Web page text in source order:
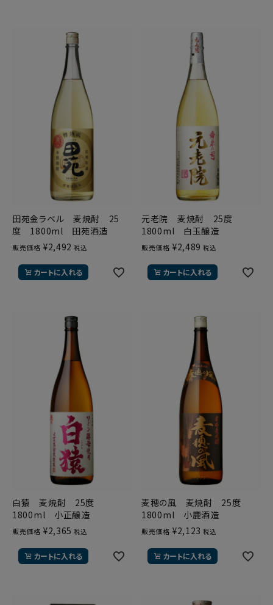
田苑金ラベル 麦焼酎 25
度 1800ml 田苑酒造
販売価格 ¥2,492 税込
カートに入れる
元老院 麦焼酎 25度
1800ml 白玉醸造
販売価格 ¥2,489 税込
カートに入れる
白猿 麦焼酎 25度
1800ml 小正醸造
販売価格 ¥2,365 税込
カートに入れる
麦穂の風 麦焼酎 25度
1800ml 小鹿酒造
販売価格 ¥2,123 税込
カートに入れる